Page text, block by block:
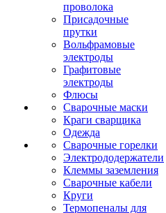
проволока
Присадочные
прутки
Вольфрамовые
электроды
Графитовые
электроды
Флюсы
Сварочные маски
Краги сварщика
Одежда
Сварочные горелки
Электрододержатели
Клеммы заземления
Сварочные кабели
Круги
Термопеналы для